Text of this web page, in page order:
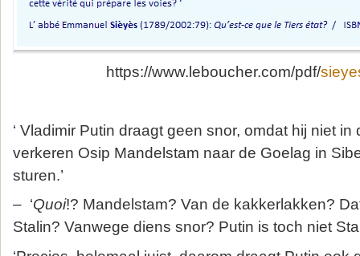
https://www.leboucher.com/pdf/
‘ Vladimir Putin draagt geen snor, omdat hij niet
verkeren Osip Mandelstam naar de Goelag in
sturen.’
– ‘Quoi!? Mandelstam? Van de kakkerlakken?
Stalin? Vanwege diens snor? Putin is toch niet